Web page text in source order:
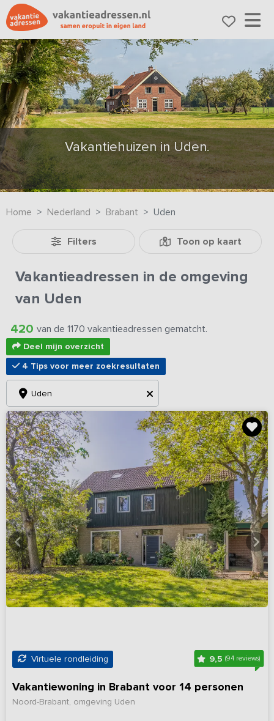
Vakantiehuizen in Uden.
Home Nederland Brabant Uden
Filters Toon op kaart
Vakantieadressen in de omgeving
van Uden
420 van de 1170 vakantieadressen gematcht.
Deel mijn overzicht
4 Tips voor meer zoekresultaten
Uden
Virtuele rondleiding 9,5(94 reviews)
Vakantiewoning in Brabant voor 14 personen
Noord-Brabant, omgeving Uden